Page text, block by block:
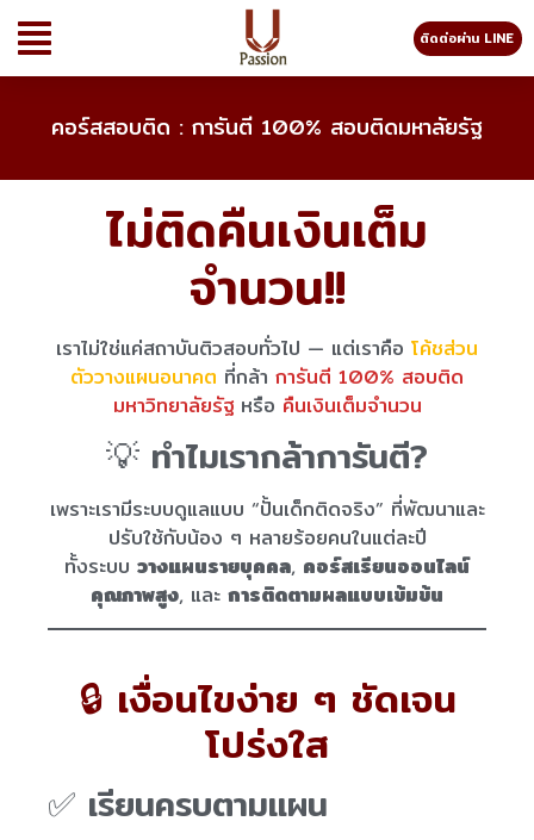
ติดต่อผ่าน LINE
คอร์สสอบติด : การันตี 100% สอบติดมหาลัยรัฐ
ไม่ติดคืนเงินเต็ม
จำนวน!!
เราไม่ใช่แค่สถาบันติวสอบทั่วไป — แต่เราคือ โค้ชส่วน
ตัววางแผนอนาคต ที่กล้า การันตี 100% สอบติด
มหาวิทยาลัยรัฐ หรือ คืนเงินเต็มจำนวน
💡 ทำไมเรากล้าการันตี?
เพราะเรามีระบบดูแลแบบ “ปั้นเด็กติดจริง” ที่พัฒนาและ
ปรับใช้กับน้อง ๆ หลายร้อยคนในแต่ละปี
ทั้งระบบ วางแผนรายบุคคล, คอร์สเรียนออนไลน์
คุณภาพสูง, และ การติดตามผลแบบเข้มข้น
🔒 เงื่อนไขง่าย ๆ ชัดเจน
โปร่งใส
✅ เรียนครบตามแผน